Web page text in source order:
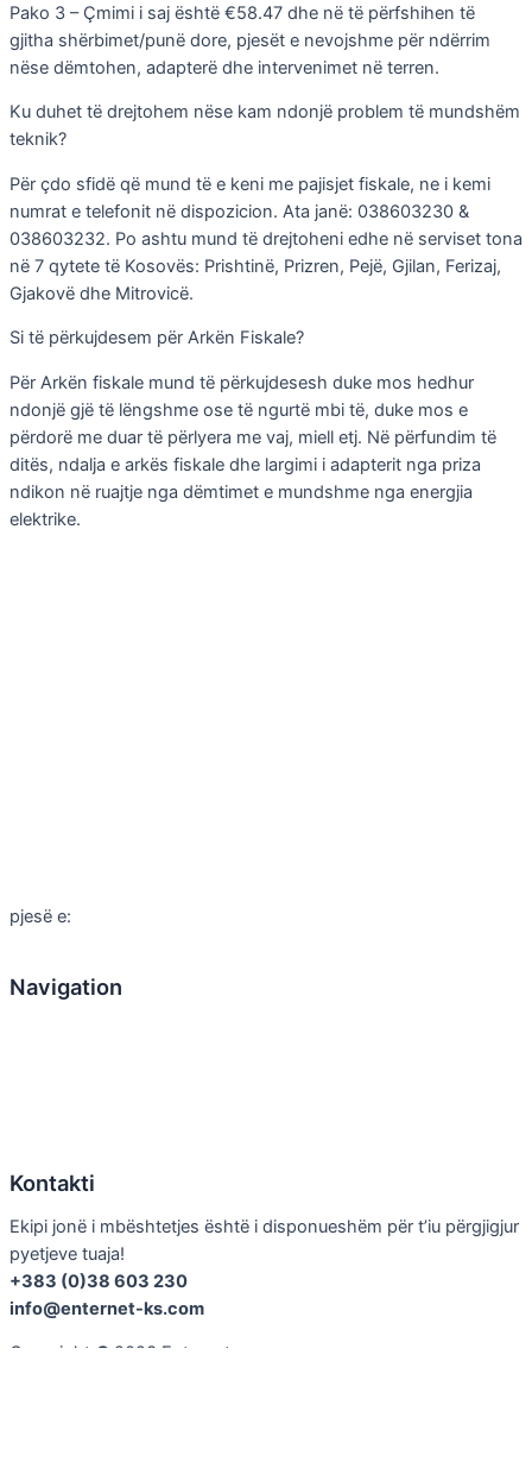
Pako 3 – Çmimi i saj është €58.47 dhe në të përfshihen të
gjitha shërbimet/punë dore, pjesët e nevojshme për ndërrim
nëse dëmtohen, adapterë dhe intervenimet në terren.
Ku duhet të drejtohem nëse kam ndonjë problem të mundshëm
teknik?
Për çdo sfidë që mund të e keni me pajisjet fiskale, ne i kemi
numrat e telefonit në dispozicion. Ata janë: 038603230 &
038603232. Po ashtu mund të drejtoheni edhe në serviset tona
në 7 qytete të Kosovës: Prishtinë, Prizren, Pejë, Gjilan, Ferizaj,
Gjakovë dhe Mitrovicë.
Si të përkujdesem për Arkën Fiskale?
Për Arkën fiskale mund të përkujdesesh duke mos hedhur
ndonjë gjë të lëngshme ose të ngurtë mbi të, duke mos e
përdorë me duar të përlyera me vaj, miell etj. Në përfundim të
ditës, ndalja e arkës fiskale dhe largimi i adapterit nga priza
ndikon në ruajtje nga dëmtimet e mundshme nga energjia
elektrike.
pjesë e:
Navigation
Kontakti
Ekipi jonë i mbështetjes është i disponueshëm për t’iu përgjigjur
pyetjeve tuaja!
+383 (0)38 603 230
info@enternet-ks.com
Copyright © 2023 Enternet